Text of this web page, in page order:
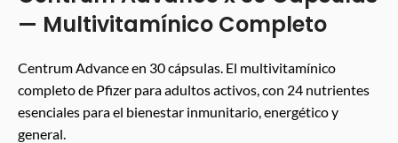
— Multivitamínico Completo
Centrum Advance en 30 cápsulas. El multivitamínico
completo de Pfizer para adultos activos, con 24 nutrientes
esenciales para el bienestar inmunitario, energético y
general.